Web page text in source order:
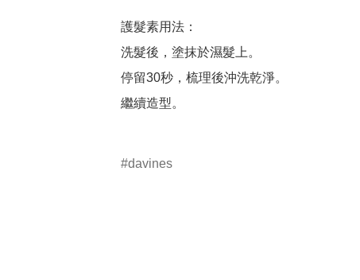
護髮素用法：
洗髮後，塗抹於濕髮上。
停留30秒，梳理後沖洗乾淨。
繼續造型。
davines